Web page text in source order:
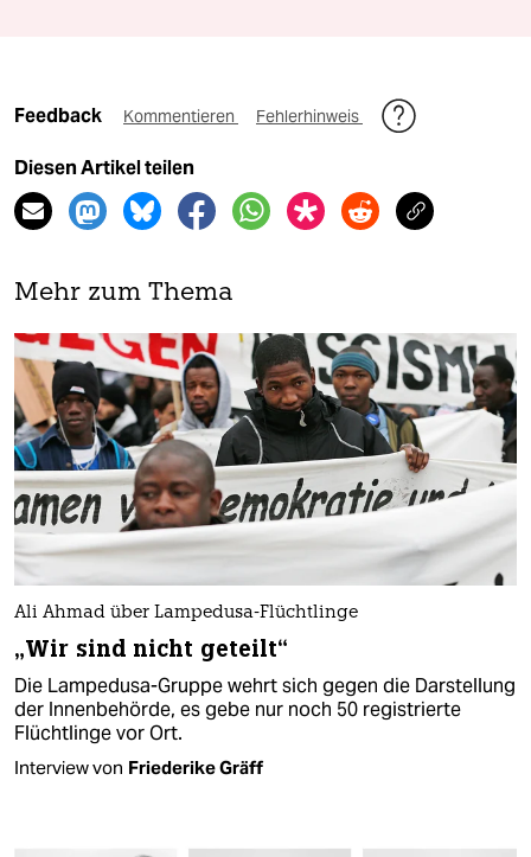
Feedback Kommentieren Fehlerhinweis
Diesen Artikel teilen
Mehr zum Thema
Ali Ahmad über Lampedusa-Flüchtlinge
„Wir sind nicht geteilt“
Die Lampedusa-Gruppe wehrt sich gegen die Darstellung
der Innenbehörde, es gebe nur noch 50 registrierte
Flüchtlinge vor Ort.
Interview von Friederike Gräff